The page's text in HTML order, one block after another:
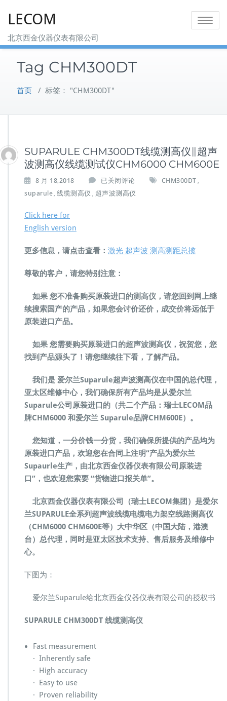
LECOM
北京西金仪器仪表有限公司
Toggle
Tag CHM300DT
首页 / 标签： "CHM300DT"
SUPARULE CHM300DT线缆测高仪∥超声
波测高仪线缆测试仪CHM6000 CHM600E
8 月 18,2018
S
U
E
H
3
0
0
线
缆
测
仪
∥
超
声
波
高
仪
线
缆
测
仪
C
H
M
6
H
6
0
已关闭评论 CHM300DT
suparule 线缆测高仪 超声波测高仪
Click here for
English version
更多信息，请点击查看： 激光 超声波 测高测距总揽
尊敬的客户，请您特别注意：
如果 您不准备购买原装进口的测高仪，请您回到网上继
续搜索国产的产品，如果您会讨价还价，成交价将远低于
原装进口产品。
如果 您需要购买原装进口的超声波测高仪，祝贺您，您
找到产品源头了！请您继续往下看，了解产品。
我们是 爱尔兰Suparule超声波测高仪在中国的总代理，
亚太区维修中心，我们确保所有产品均是从爱尔兰
Suparule公司原装进口的（共二个产品：瑞士LECOM品
牌CHM6000 和爱尔兰 Suparule品牌CHM600E）。
您知道，一分价钱一分货，我们确保所提供的产品均为
原装进口产品，欢迎您在合同上注明“产品为爱尔兰
Supaurle生产，由北京西金仪器仪表有限公司原装进
口”，也欢迎您索要 “货物进口报关单”。
北京西金仪器仪表有限公司（瑞士LECOM集团）是爱尔
兰SUPARULE全系列超声波线缆电缆电力架空线路测高仪
（CHM6000 CHM600E等）大中华区（中国大陆，港澳
台）总代理，同时是亚太区技术支持、售后服务及维修中
心。
下图为：
爱尔兰Suparule给北京西金仪器仪表有限公司的授权书
SUPARULE CHM300DT 线缆测高仪
Fast measurement
· Inherently safe
· High accuracy
· Easy to use
· Proven reliability